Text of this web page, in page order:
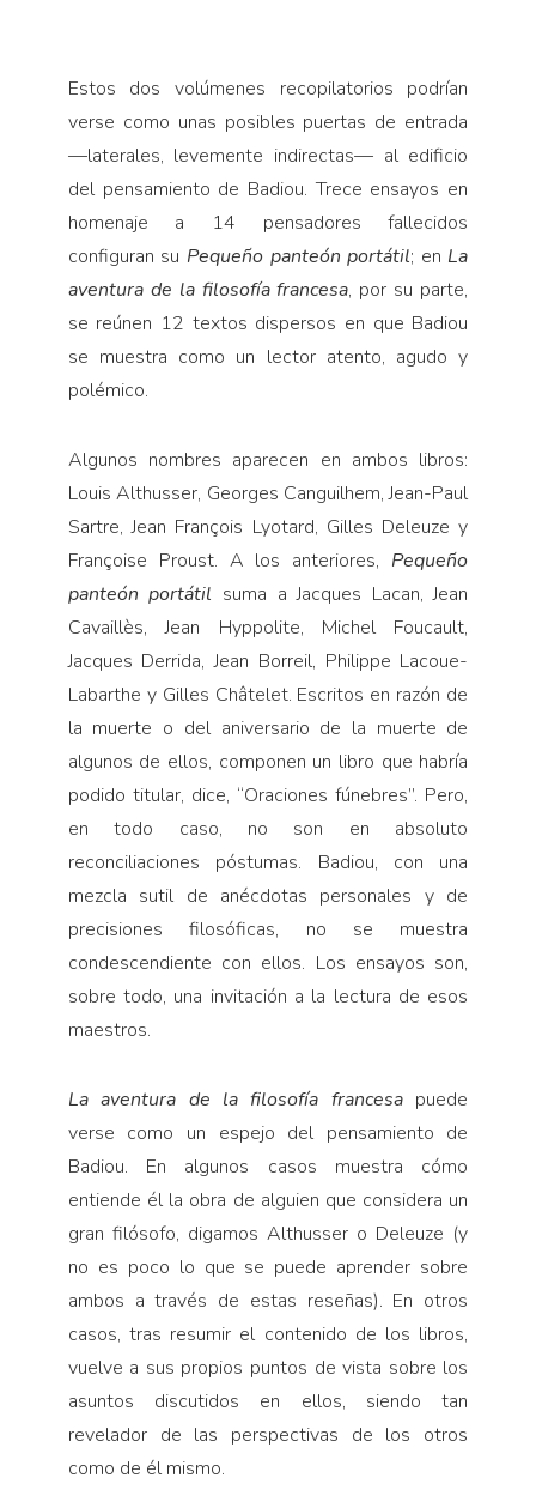
Estos dos volúmenes recopilatorios podrían
verse como unas posibles puertas de entrada
—laterales, levemente indirectas— al edificio
del pensamiento de Badiou. Trece ensayos en
homenaje a 14 pensadores fallecidos
configuran su Pequeño panteón portátil; en La
aventura de la filosofía francesa, por su parte,
se reúnen 12 textos dispersos en que Badiou
se muestra como un lector atento, agudo y
polémico.
Algunos nombres aparecen en ambos libros:
Louis Althusser, Georges Canguilhem, Jean-Paul
Sartre, Jean François Lyotard, Gilles Deleuze y
Françoise Proust. A los anteriores, Pequeño
panteón portátil suma a Jacques Lacan, Jean
Cavaillès, Jean Hyppolite, Michel Foucault,
Jacques Derrida, Jean Borreil, Philippe Lacoue-
Labarthe y Gilles Châtelet. Escritos en razón de
la muerte o del aniversario de la muerte de
algunos de ellos, componen un libro que habría
podido titular, dice, “Oraciones fúnebres”. Pero,
en todo caso, no son en absoluto
reconciliaciones póstumas. Badiou, con una
mezcla sutil de anécdotas personales y de
precisiones filosóficas, no se muestra
condescendiente con ellos. Los ensayos son,
sobre todo, una invitación a la lectura de esos
maestros.
La aventura de la filosofía francesapuede
verse como un espejo del pensamiento de
Badiou. En algunos casos muestra cómo
entiende él la obra de alguien que considera un
gran filósofo, digamos Althusser o Deleuze (y
no es poco lo que se puede aprender sobre
ambos a través de estas reseñas). En otros
casos, tras resumir el contenido de los libros,
vuelve a sus propios puntos de vista sobre los
asuntos discutidos en ellos, siendo tan
revelador de las perspectivas de los otros
como de él mismo.